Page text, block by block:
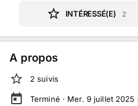
INTÉRESSÉ(E) 2
A propos
2 suivis
Terminé · Mer. 9 juillet 2025